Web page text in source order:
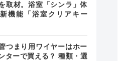
取材。浴室「シンラ」体
機能「浴室クリアキー
つまり用ワイヤーはホー
ターで買える？ 種類・選